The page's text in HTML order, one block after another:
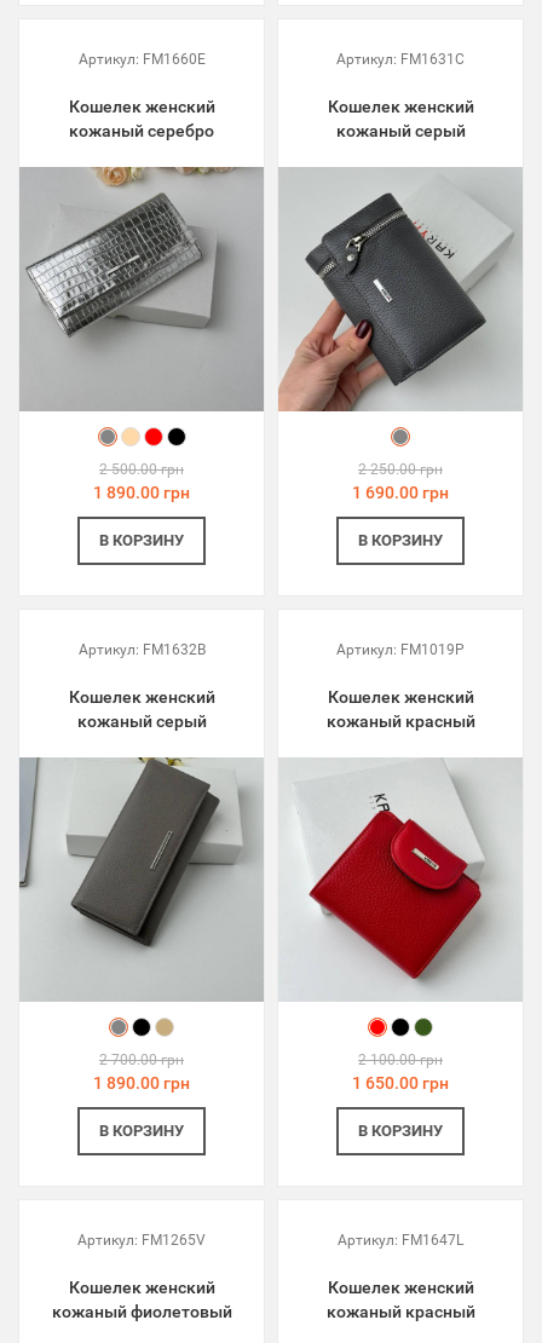
Артикул: FM1660E
Кошелек женский
кожаный серебро
2 500.00 грн
1 890.00 грн
В КОРЗИНУ
Артикул: FM1631C
Кошелек женский
кожаный серый
2 250.00 грн
1 690.00 грн
В КОРЗИНУ
Артикул: FM1632B
Кошелек женский
кожаный серый
2 700.00 грн
1 890.00 грн
В КОРЗИНУ
Артикул: FM1019P
Кошелек женский
кожаный красный
2 100.00 грн
1 650.00 грн
В КОРЗИНУ
Артикул: FM1265V
Кошелек женский
кожаный фиолетовый
Артикул: FM1647L
Кошелек женский
кожаный красный